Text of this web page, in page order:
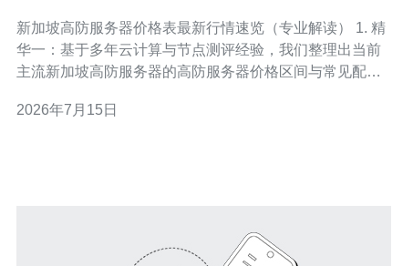
新加坡高防服务器价格表最新行情速览（专业解读） 1. 精
华一：基于多年云计算与节点测评经验，我们整理出当前
主流新加坡高防服务器的高防服务器价格区间与常见配
格受机房带宽、DDoS防护峰值、硬件配置（CPU/内存/磁
2026年7月15日